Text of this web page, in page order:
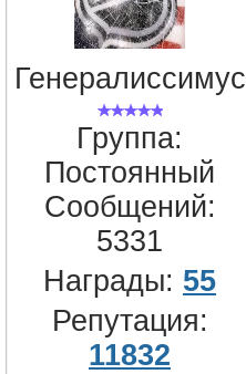
Генералиссимус
Группа:
Постоянный
Сообщений:
5331
Награды: 55
Репутация:
11832